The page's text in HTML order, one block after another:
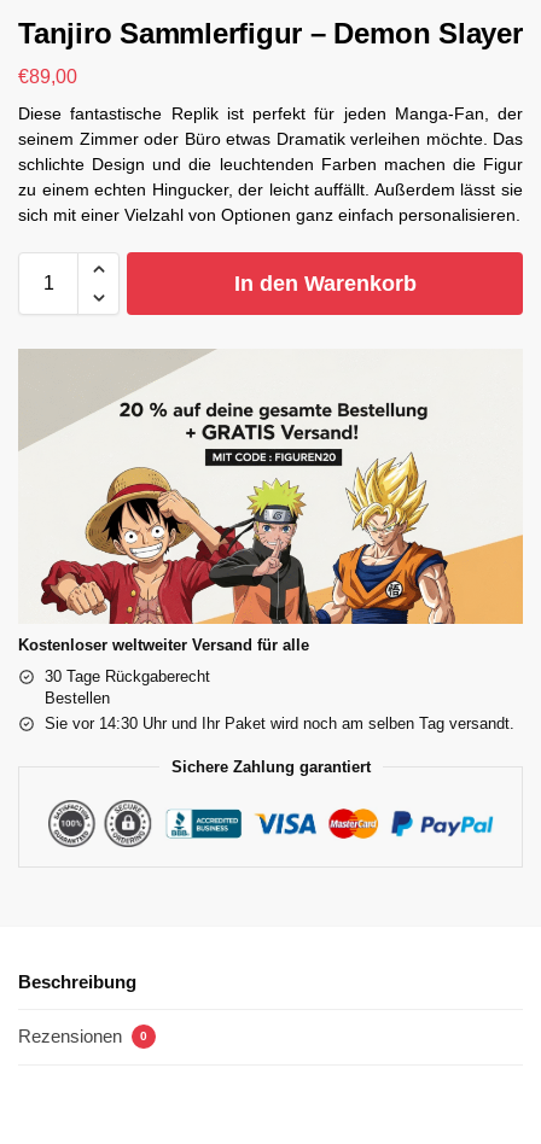
Tanjiro Sammlerfigur – Demon Slayer
€89,00
Diese fantastische Replik ist perfekt für jeden Manga-Fan, der
seinem Zimmer oder Büro etwas Dramatik verleihen möchte. Das
schlichte Design und die leuchtenden Farben machen die Figur
zu einem echten Hingucker, der leicht auffällt. Außerdem lässt sie
sich mit einer Vielzahl von Optionen ganz einfach personalisieren.
In den Warenkorb
Kostenloser weltweiter Versand für alle
30 Tage Rückgaberecht
Bestellen
Sie vor 14:30 Uhr und Ihr Paket wird noch am selben Tag versandt.
Sichere Zahlung garantiert
Beschreibung
Rezensionen 0